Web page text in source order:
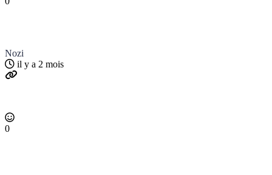
Nozi
il y a 2 mois
0